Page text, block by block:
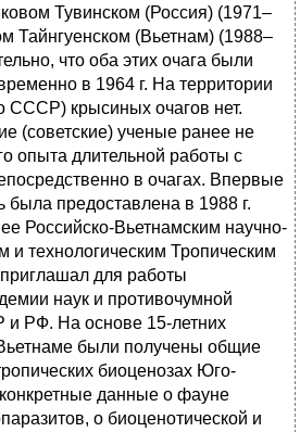
Тувинском (Россия) (1971–
Тайнгуенском (Вьетнам) (1988–
что оба этих очага были
в 1964 г. На территории
СССР) крысиных очагов нет.
(советские) ученые ранее не
опыта длительной работы с
в очагах. Впервые
была предоставлена в 1988 г.
Российско-Вьетнамским научно-
и технологическим Тропическим
для работы
наук и противочумной
РФ. На основе 15-летних
были получены общие
биоценозах Юго-
данные о фауне
о биоценотической и